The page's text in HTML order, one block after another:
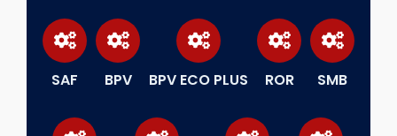
SAF BPV BPV ECO PLUS ROR SMB